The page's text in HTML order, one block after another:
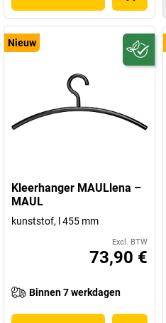
Nieuw
Kleerhanger MAULlena –
MAUL
kunststof, l 455 mm
Excl. BTW
73,90 €
Binnen 7 werkdagen